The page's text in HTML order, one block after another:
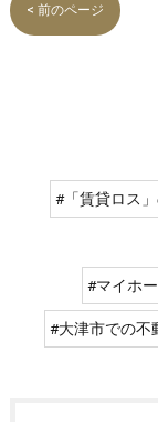
< 前のページ
#「賃貸ロス
#マイホ
#大津市での不